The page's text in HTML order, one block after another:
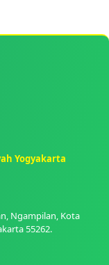
Yogyakarta
Ngampilan, Kota
55262.